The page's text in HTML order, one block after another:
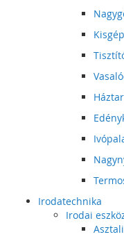
Irodatechnika
Irodai